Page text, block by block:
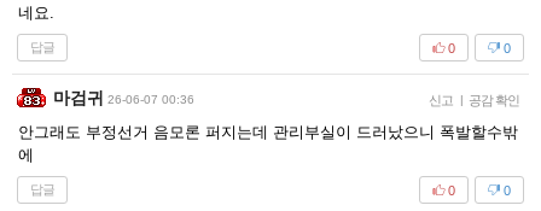
네요.
답글 0
0
마검귀 26-06-07 00:36 신고 | 공감 확인
안그래도 부정선거 음모론 퍼지는데 관리부실이 드러났으니 폭발할수밖
에
답글 0
0